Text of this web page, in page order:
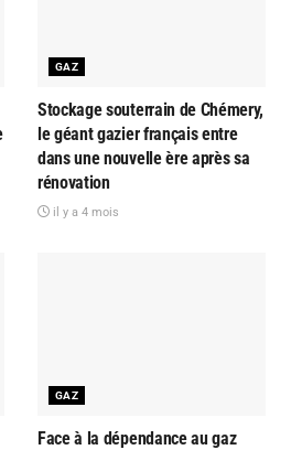
GAZ
Stockage souterrain de Chémery,
le géant gazier français entre
dans une nouvelle ère après sa
rénovation
il y a 4 mois
GAZ
Face à la dépendance au gaz